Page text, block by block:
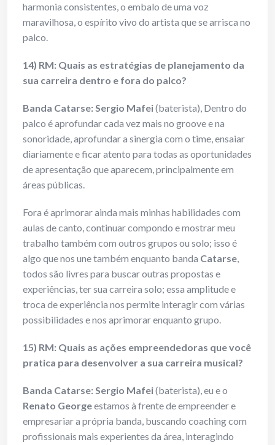
harmonia consistentes, o embalo de uma voz
maravilhosa, o espírito vivo do artista que se arrisca no
palco.
14) RM: Quais as estratégias de planejamento da
sua carreira dentro e fora do palco?
Banda Catarse: Sergio Mafei(baterista), Dentro do
palco é aprofundar cada vez mais no groove e na
sonoridade, aprofundar a sinergia com o time, ensaiar
diariamente e ficar atento para todas as oportunidades
de apresentação que aparecem, principalmente em
áreas públicas.
Fora é aprimorar ainda mais minhas habilidades com
aulas de canto, continuar compondo e mostrar meu
trabalho também com outros grupos ou solo; isso é
algo que nos une também enquanto banda Catarse,
todos são livres para buscar outras propostas e
experiências, ter sua carreira solo; essa amplitude e
troca de experiência nos permite interagir com várias
possibilidades e nos aprimorar enquanto grupo.
15) RM: Quais as ações empreendedoras que você
pratica para desenvolver a sua carreira musical?
Banda Catarse: Sergio Mafei(baterista), eu e o
Renato Georgeestamos à frente de empreender e
empresariar a própria banda, buscando coaching com
profissionais mais experientes da área, interagindo